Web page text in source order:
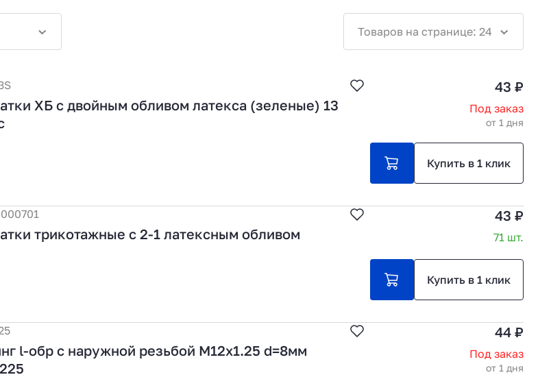
Товаров на странице: 24
ХБ с двойным обливом латекса (зеленые) 13
43 ₽
Под заказ
от 1 дня
Купить в 1 клик
трикотажные с 2-1 латексным обливом
43 ₽
71 шт.
Купить в 1 клик
l-обр с наружной резьбой М12х1.25 d=8мм
44 ₽
Под заказ
от 1 дня